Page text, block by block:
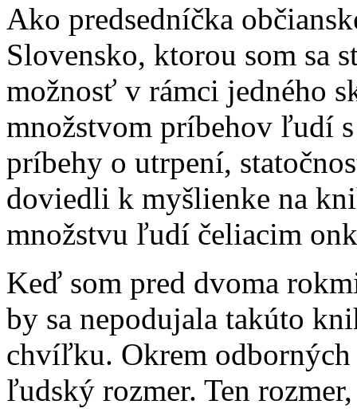
Ako predsedníčka
Slovensko, ktorou som sa
možnosť v rámci jedného
množstvom príbehov ľudí
príbehy o utrpení,
doviedli k myšlienke na
množstvu ľudí čeliacim
Keď som pred dvoma
by sa nepodujala takúto
chvíľku. Okrem
ľudský rozmer. Ten rozmer,